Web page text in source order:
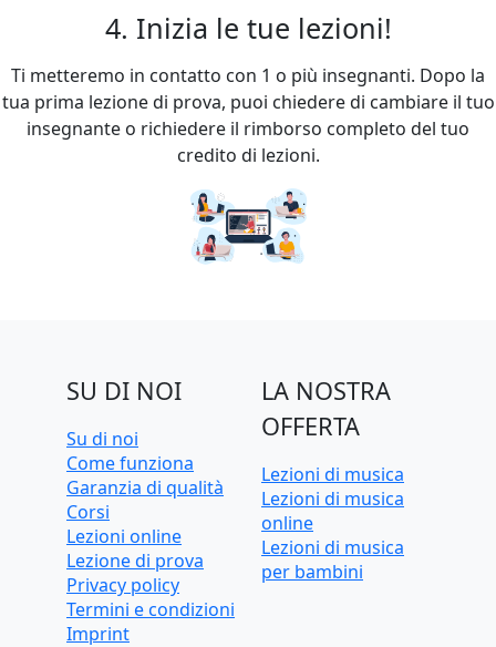
4. Inizia le tue lezioni!
Ti metteremo in contatto con 1 o più insegnanti. Dopo la
tua prima lezione di prova, puoi chiedere di cambiare il tuo
insegnante o richiedere il rimborso completo del tuo
credito di lezioni.
SU DI NOI
Su di noi
Come funziona
Garanzia di qualità
Corsi
Lezioni online
Lezione di prova
Privacy policy
Termini e condizioni
Imprint
LA NOSTRA
OFFERTA
Lezioni di musica
Lezioni di musica
online
Lezioni di musica
per bambini